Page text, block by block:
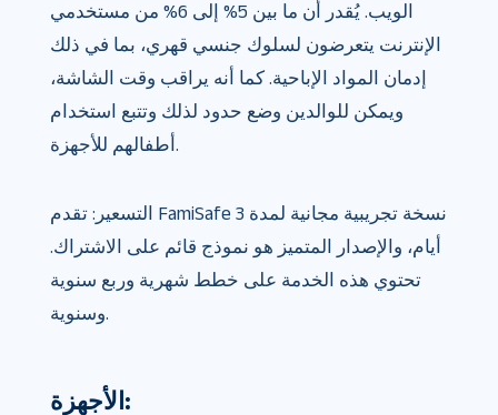
الويب. يُقدر أن ما بين 5% إلى 6% من مستخدمي
الإنترنت يتعرضون لسلوك جنسي قهري، بما في ذلك
إدمان المواد الإباحية. كما أنه يراقب وقت الشاشة،
ويمكن للوالدين وضع حدود لذلك وتتبع استخدام
أطفالهم للأجهزة.
التسعير: تقدم FamiSafe نسخة تجريبية مجانية لمدة 3
أيام، والإصدار المتميز هو نموذج قائم على الاشتراك.
تحتوي هذه الخدمة على خطط شهرية وربع سنوية
وسنوية.
الأجهزة: